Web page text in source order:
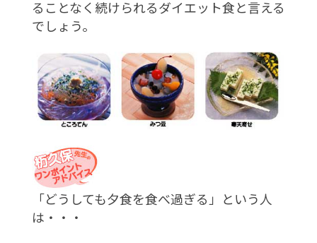
ることなく続けられるダイエット食と言える
でしょう。
「どうしても夕食を食べ過ぎる」という人
は・・・